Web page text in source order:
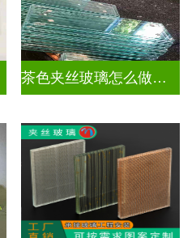
茶色夹丝玻璃怎么做视频